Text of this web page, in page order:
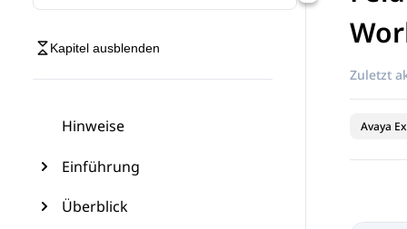
Kapitel ausblenden
Hinweise
Einführung
Überblick
Zuletzt
Avaya